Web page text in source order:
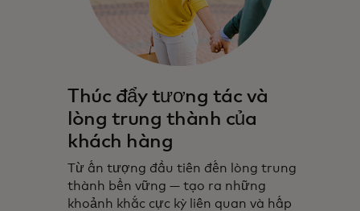
Thúc đẩy tương tác và
lòng trung thành của
khách hàng
Từ ấn tượng đầu tiên đến lòng trung
thành bền vững — tạo ra những
khoảnh khắc cực kỳ liên quan và hấp